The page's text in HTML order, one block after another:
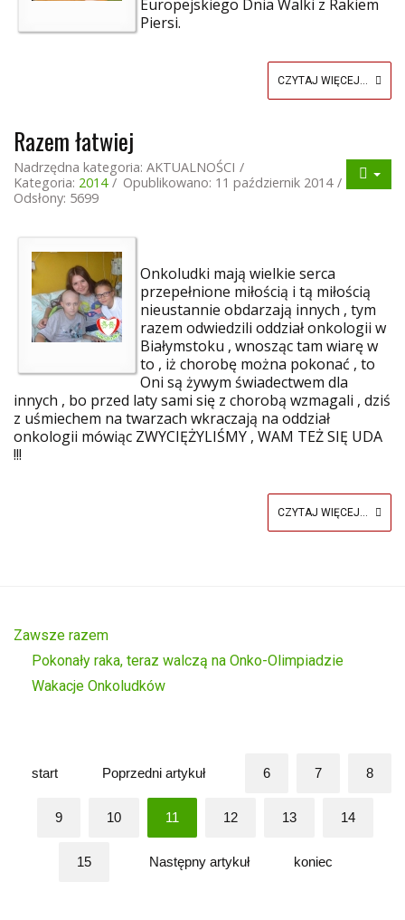
Europejskiego Dnia Walki z Rakiem
Piersi.
CZYTAJ WIĘCEJ...
Razem łatwiej
Nadrzędna kategoria: AKTUALNOŚCI
Kategoria: 2014
Opublikowano: 11 październik 2014
Odsłony: 5699
Onkoludki mają wielkie serca
przepełnione miłością i tą miłością
nieustannie obdarzają innych , tym
razem odwiedzili oddział onkologii w
Białymstoku , wnosząc tam wiarę w
to , iż chorobę można pokonać , to
Oni są żywym świadectwem dla
innych , bo przed laty sami się z chorobą wzmagali , dziś
z uśmiechem na twarzach wkraczają na oddział
onkologii mówiąc ZWYCIĘŻYLIŚMY , WAM TEŻ SIĘ UDA
!!!
CZYTAJ WIĘCEJ...
Zawsze razem
Pokonały raka, teraz walczą na Onko-Olimpiadzie
Wakacje Onkoludków
start Poprzedni artykuł 6 7 8
9 10 11 12 13 14
15 Następny artykuł koniec